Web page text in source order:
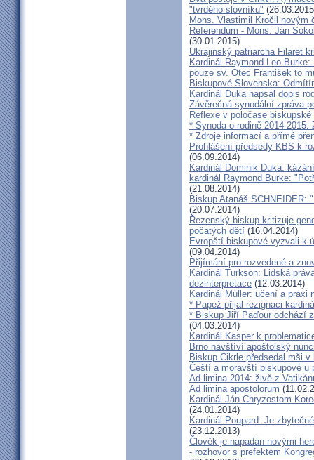
"tvrdého slovníku"
Mons. Vlastimil Kročil novým
Referendum - Mons. Ján
(30.01.2015)
Ukrajinský patriarcha Filaret
Kardinál Raymond Leo
pouze sv. Otec František to
Biskupové Slovenska:
Kardinál Duka napsal dopis
Závěrečná synodální zpráva
Reflexe v poločase
* Synoda o rodině 2014-2015:
* Zdroje informací a přímé
Prohlášení předsedy KBS k
(06.09.2014)
Kardinál Dominik Duka:
kardinál Raymond Burke:
(21.08.2014)
Biskup Atanáš
(20.07.2014)
Řezenský biskup kritizuje
počatých dětí (16.04.2014)
Evropští biskupové vyzvali k
(09.04.2014)
Přijímání pro rozvedené a
Kardinál Turkson: Lidská
dezinterpretace (12.03.2014)
Kardinál Müller: učení a praxi
* Papež přijal rezignaci
* Biskup Jiří Paďour odchází
(04.03.2014)
Kardinál Kasper k
Brno navštíví apoštolský
Biskup Cikrle předsedal mši
Čeští a moravští biskupové u
Ad limina 2014: živě z
Ad limina apostolorum
Kardinál Ján Chryzostom
(24.01.2014)
Kardinál Poupard: Je
(23.12.2013)
Člověk je napadán novými
- rozhovor s prefektem